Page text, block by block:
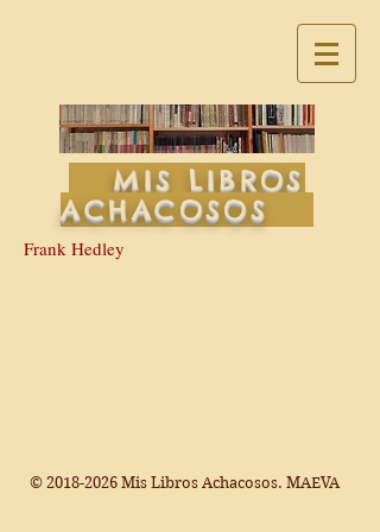
MIS LIBROS
ACHACOSOS
Frank Hedley
© 2018-2026 Mis Libros Achacosos. MAEVA